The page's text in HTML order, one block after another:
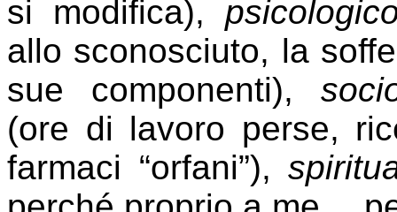
si modifica),
allo sconosciuto, la
sue componenti),
(ore di lavoro perse,
farmaci “orfani”),